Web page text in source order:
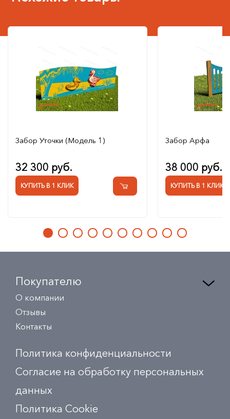
Забор Уточки (Модель 1)
32 300 руб.
КУПИТЬ В 1 КЛИК
Забор Арфа
38 000 руб.
КУПИТЬ В 1 КЛИК
Покупателю
О компании
Отзывы
Контакты
Политика конфиденциальности
Согласие на обработку персональных
данных
Политика Сookie